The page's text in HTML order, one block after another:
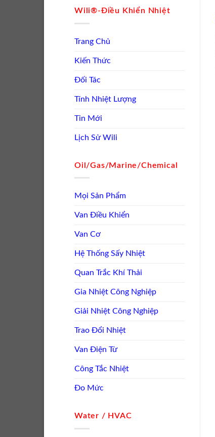
Wili®-Điều Khiển Nhiệt
Trang Chủ
Kiến Thức
Đối Tác
Tính Nhiệt Lượng
Tin Mới
Lịch Sử Wili
Oil/Gas/Marine/Chemical
Mọi Sản Phẩm
Van Điều Khiển
Van Cơ
Hệ Thống Sấy Nhiệt
Quan Trắc Khí Thải
Gia Nhiệt Công Nghiệp
Giải Nhiệt Công Nghiệp
Trao Đổi Nhiệt
Van Điện Từ
Công Tắc Nhiệt
Đo Mức
Water / HVAC